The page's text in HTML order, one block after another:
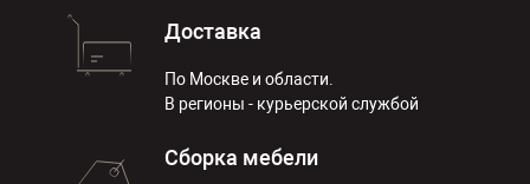
Доставка
По Москве и области.
В регионы - курьерской службой
Сборка мебели